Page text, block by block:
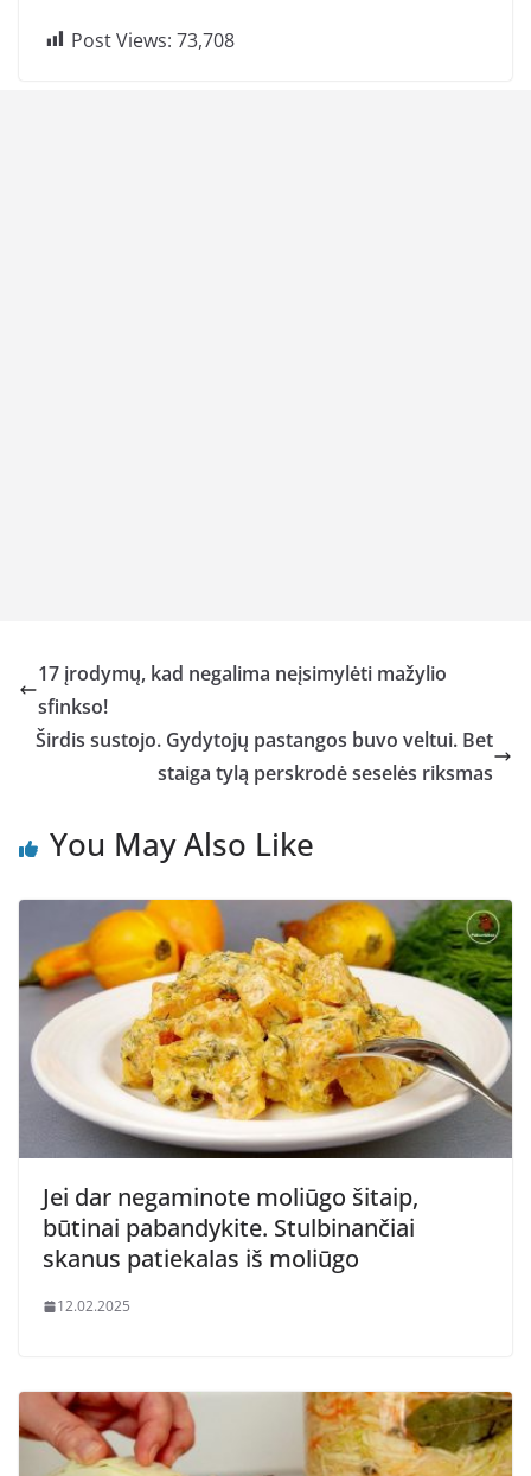
Post Views: 73,708
17 įrodymų, kad negalima neįsimylėti mažylio
sfinkso!
Širdis sustojo. Gydytojų pastangos buvo veltui. Bet
staiga tylą perskrodė seselės riksmas
You May Also Like
Jei dar negaminote moliūgo šitaip,
būtinai pabandykite. Stulbinančiai
skanus patiekalas iš moliūgo
12.02.2025